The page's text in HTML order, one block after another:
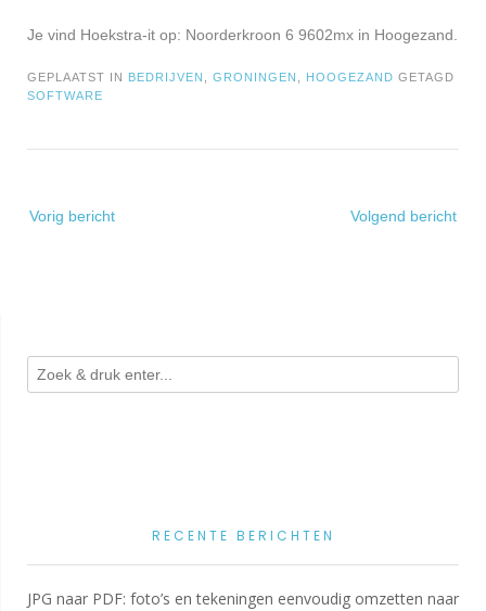
Je vind Hoekstra-it op: Noorderkroon 6 9602mx in Hoogezand.
GEPLAATST IN BEDRIJVEN GRONINGEN HOOGEZAND GETAGD
SOFTWARE
navigatie
Vorig bericht Volgend bericht
RECENTE BERICHTEN
JPG naar PDF: foto’s en tekeningen eenvoudig omzetten naar